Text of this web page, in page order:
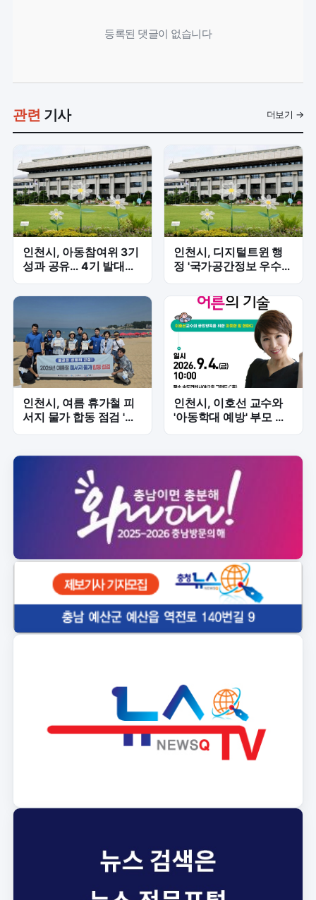
등록된 댓글이 없습니다
관련 기사 더보기 →
인천시, 아동참여위 3기
성과 공유… 4기 발대식
인천시, 디지털트윈 행
정 '국가공간정보 우수사
인정받아
인천시, 여름 휴가철 피
서지 물가 합동 점검 '적
인천시, 이호선 교수와
'아동학대 예방' 부모 특